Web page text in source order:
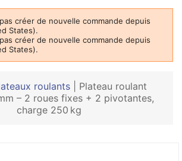
créer de nouvelle commande depuis
States).
créer de nouvelle commande depuis
States).
roulants
Plateau roulant
– 2 roues fixes + 2 pivotantes,
charge 250 kg